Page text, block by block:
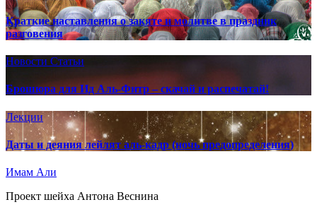
Краткие наставления о закяте и молитве в праздник
разговения
Новости Статьи
Брошюра для Ид Аль-Фитр – скачай и распечатай!
Лекции
Даты и деяния лейлят аль-кадр (ночь предопределения)
Имам Али
Проект шейха Антона Веснина